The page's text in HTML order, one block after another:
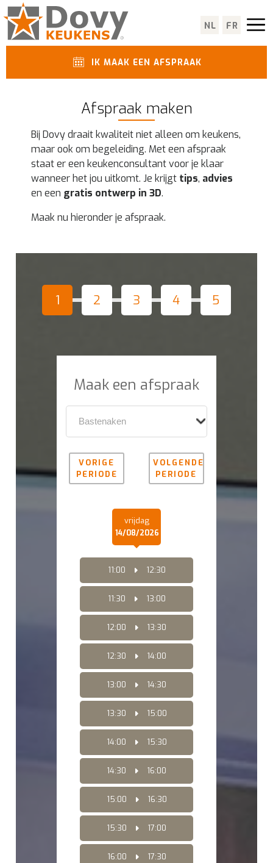
NL FR
IK MAAK EEN AFSPRAAK
Afspraak maken
Bij Dovy draait kwaliteit niet alleen om keukens,
maar ook om begeleiding. Met een afspraak
staat er een keukenconsultant voor je klaar
wanneer het jou uitkomt. Je krijgt tips, advies
en een gratis ontwerp in 3D.
Maak nu hieronder je afspraak.
1 2 3 4 5
VORIGE
PERIODE
Maak een afspraak
VOLGENDE
PERIODE
vrijdag
14/08/2026
11:00 12:30
11:30 13:00
12:00 13:30
12:30 14:00
13:00 14:30
13:30 15:00
14:00 15:30
14:30 16:00
15:00 16:30
15:30 17:00
16:00 17:30